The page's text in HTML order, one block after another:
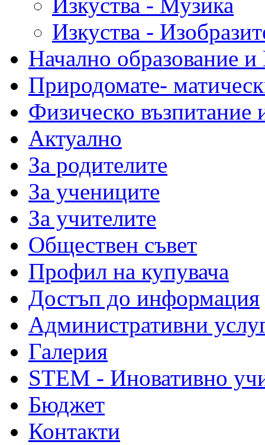
Изкуства - Музика
Изкуства -
Начално образование
Природомате-
Физическо възпитание
Актуално
За родителите
За учениците
За учителите
Обществен съвет
Профил на купувача
Достъп до информация
Административни
Галерия
STEM - Иновативно
Бюджет
Контакти